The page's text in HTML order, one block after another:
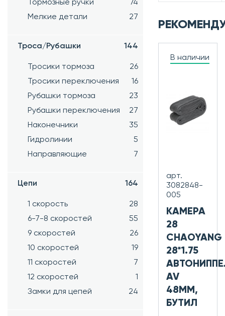
Тормозные ручки
74
Мелкие детали
27
Троса/Рубашки 144
Тросики тормоза
26
Тросики переключения
16
Рубашки тормоза
23
Рубашки переключения
27
Наконечники
35
Гидролинии
5
Направляющие
7
Цепи 164
1 скорость
28
6-7-8 скоростей
55
9 скоростей
26
10 скоростей
19
11 скоростей
7
12 скоростей
1
Замки для цепей
24
В наличии
арт.
3082848-
005
КАМЕРА
28
CHAOYANG
28*1.75
AV
48ММ,
БУТИЛ